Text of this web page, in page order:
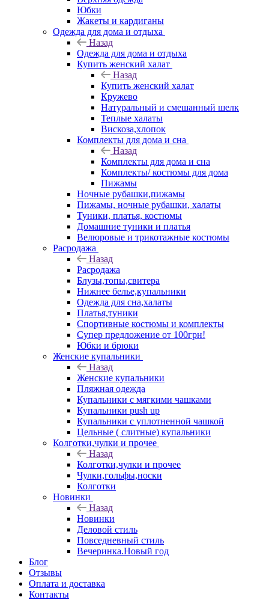
Юбки
Жакеты и кардиганы
Одежда для дома и отдыха
Назад
Одежда для дома и отдыха
Купить женский халат
Назад
Купить женский халат
Кружево
Натуральный и смешанный шелк
Теплые халаты
Вискоза,хлопок
Комплекты для дома и сна
Назад
Комплекты для дома и сна
Комплекты/ костюмы для дома
Пижамы
Ночные рубашки,пижамы
Пижамы, ночные рубашки, халаты
Туники, платья, костюмы
Домашние туники и платья
Велюровые и трикотажные костюмы
Расродажа
Назад
Расродажа
Блузы,топы,свитера
Нижнее белье,купальники
Одежда для сна,халаты
Платья,туники
Спортивные костюмы и комплекты
Супер предложение от 100грн!
Юбки и брюки
Женские купальники
Назад
Женские купальники
Пляжная одежда
Купальники с мягкими чашками
Купальники push up
Купальники с уплотненной чашкой
Цельные ( слитные) купальники
Колготки,чулки и прочее
Назад
Колготки,чулки и прочее
Чулки,гольфы,носки
Колготки
Новинки
Назад
Новинки
Деловой стиль
Повседневный стиль
Вечеринка.Новый год
Блог
Отзывы
Оплата и доставка
Контакты